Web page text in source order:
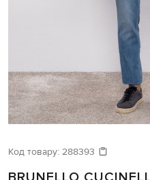
Давайте підберемо щось ще
Код товару: 288393